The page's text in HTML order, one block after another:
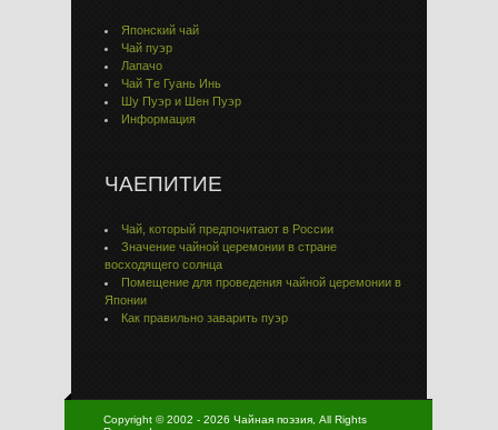
Японский чай
Чай пуэр
Лапачо
Чай Тe Гуaнь Инь
Шу Пуэр и Шен Пуэр
Информация
ЧАЕПИТИЕ
Чай, который предпочитают в России
Значение чайной церемонии в стране
восходящего солнца
Помещение для проведения чайной церемонии в
Японии
Как правильно заварить пуэр
Copyright © 2002 - 2026 Чайная поэзия, All Rights